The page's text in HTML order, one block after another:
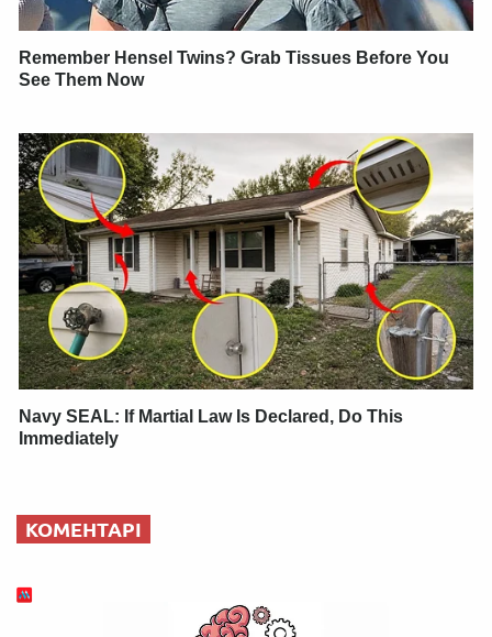
Remember Hensel Twins? Grab Tissues Before You
See Them Now
Navy SEAL: If Martial Law Is Declared, Do This
Immediately
КОМЕНТАРІ